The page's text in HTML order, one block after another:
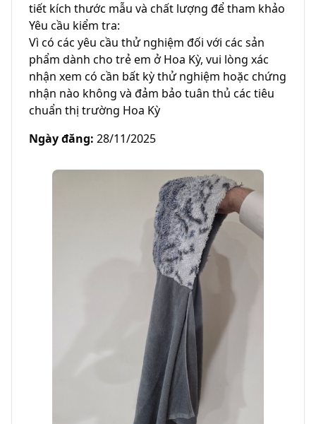
tiết kích thước mẫu và chất lượng để tham khảo
Yêu cầu kiểm tra:
Vì có các yêu cầu thử nghiệm đối với các sản
phẩm dành cho trẻ em ở Hoa Kỳ, vui lòng xác
nhận xem có cần bất kỳ thử nghiệm hoặc chứng
nhận nào không và đảm bảo tuân thủ các tiêu
chuẩn thị trường Hoa Kỳ
Ngày đăng: 28/11/2025